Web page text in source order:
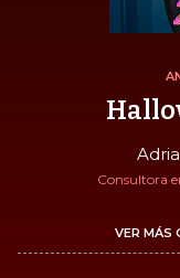
Consultora
VER MÁS